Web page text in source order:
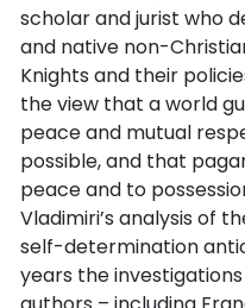
scholar and jurist who
and native non-
Knights and their
the view that a world
peace and mutual
possible, and that
peace and to
Vladimiri’s analysis of
self-determination
years the